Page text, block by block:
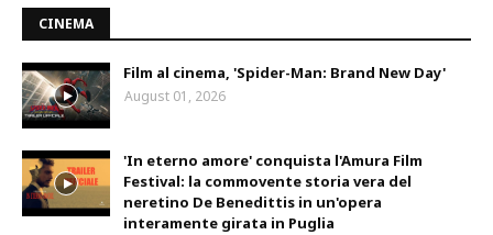
CINEMA
Film al cinema, 'Spider-Man: Brand New Day'
August 01, 2026
'In eterno amore' conquista l'Amura Film
Festival: la commovente storia vera del
neretino De Benedittis in un'opera
interamente girata in Puglia